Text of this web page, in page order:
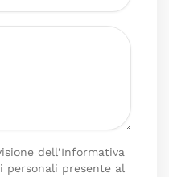
dell’Informativa
presente al